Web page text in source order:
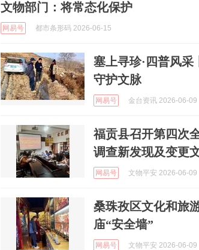
文物部门：将常态化保护
网易号 都市条形码 2026-06-15
塞上寻珍·四普风
守护文脉
网易号 金台资讯 2026-06-09
福贡县召开第四次
调查新发现及变更
网易号 文物平安 2026-06-09
桑珠孜区文化和旅
庙“安全墙”
网易号 文物平安 2026-06-09